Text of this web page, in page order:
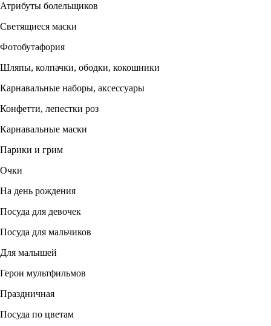
Атрибуты болельщиков
Светящиеся маски
Фотобутафория
Шляпы, колпачки, ободки, кокошники
Карнавальные наборы, аксессуары
Конфетти, лепестки роз
Карнавальные маски
Парики и грим
Очки
На день рождения
Посуда для девочек
Посуда для мальчиков
Для малышей
Герои мультфильмов
Праздничная
Посуда по цветам